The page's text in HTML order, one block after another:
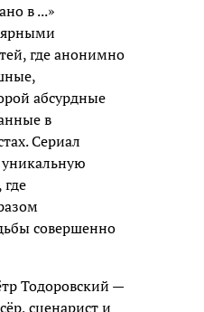
в ...»
где анонимно
абсурдные
в
Сериал
совершенно
Тодоровский —
сценарист и